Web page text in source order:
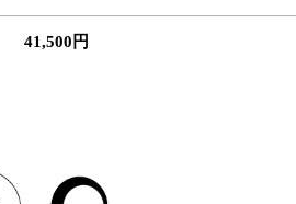
41,500円